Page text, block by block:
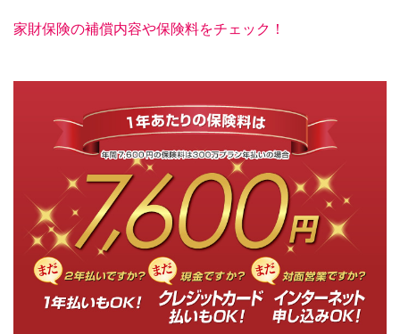
家財保険の補償内容や保険料をチェック！